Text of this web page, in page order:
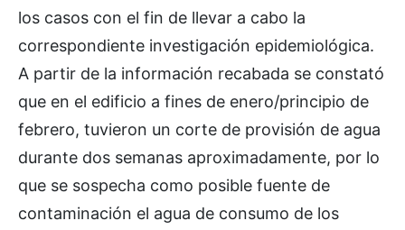
los casos con el fin de llevar a cabo la
correspondiente investigación epidemiológica.
A partir de la información recabada se constató
que en el edificio a fines de enero/principio de
febrero, tuvieron un corte de provisión de agua
durante dos semanas aproximadamente, por lo
que se sospecha como posible fuente de
contaminación el agua de consumo de los